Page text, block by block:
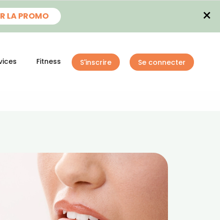
LA PROMO ×
Fitness S'inscrire Se connecter